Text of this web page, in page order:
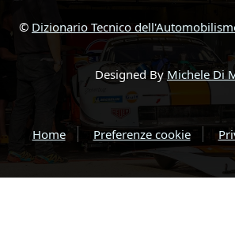
© Dizionario Tecnico
Designed By Michele Di
Home Preferenze cookie